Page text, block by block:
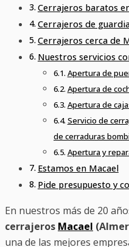
Cerrajeros baratos
Cerrajeros de
Cerrajeros cerca de
Nuestros servicios
Apertura de
Apertura de
Apertura de
Servicio de
de cerraduras
Apertura y
Estamos en Macael
Pide presupuesto y
En nuestros más de 20
cerrajeros Macael
una de las mejores